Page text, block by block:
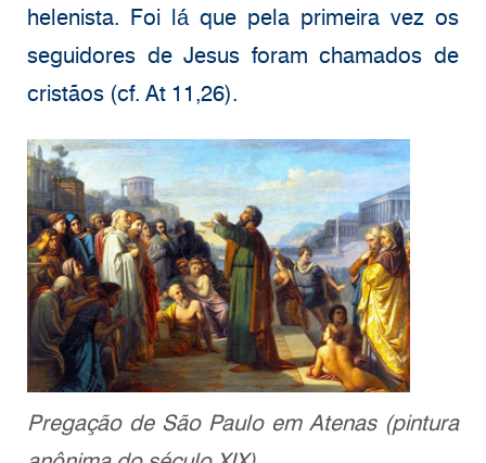
helenista. Foi lá́ que pela primeira vez os
seguidores de Jesus foram chamados de
cristãos (cf. At 11,26).
Pregação de São Paulo em Atenas (pintura